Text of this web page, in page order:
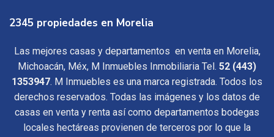
2345 propiedades en Morelia
Las mejores casas y departamentos en venta en Morelia,
Michoacán, Méx, M Inmuebles Inmobiliaria Tel. 52 (443)
1353947. M Inmuebles es una marca registrada. Todos los
derechos reservados. Todas las imágenes y los datos de
casas en venta y renta así como departamentos bodegas
locales hectáreas provienen de terceros por lo que la